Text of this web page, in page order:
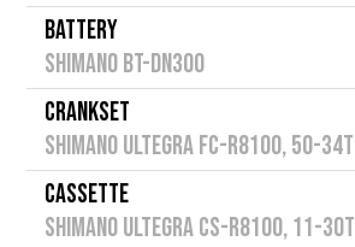
BATTERY
SHIMANO BT-DN300
CRANKSET
SHIMANO ULTEGRA FC-R8100, 50-34T
CASSETTE
SHIMANO ULTEGRA CS-R8100, 11-30T